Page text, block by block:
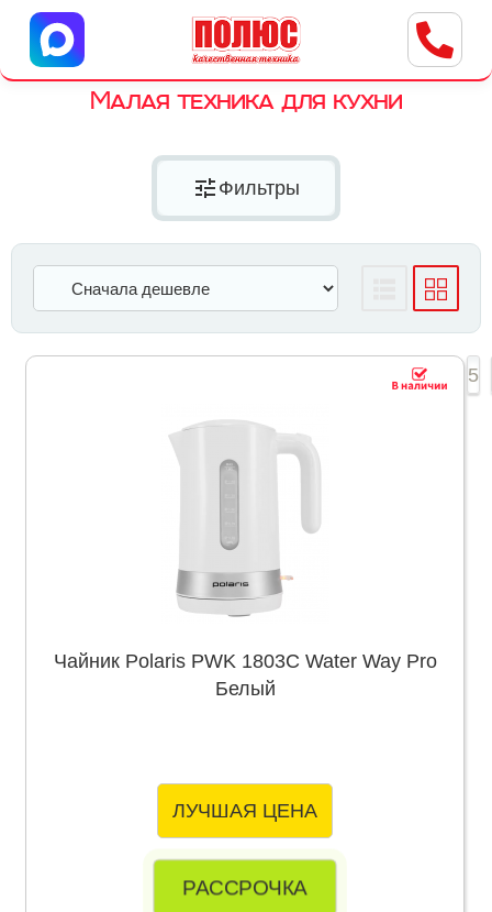
Центр бытовой техники
г. Ульяновск, ул. Пушкарева, 8a
Малая техника для кухни
tune Фильтры
Чайник Polaris PWK 1803C Water Way Pro
Белый
ЛУЧШАЯ ЦЕНА
РАССРОЧКА
3 5